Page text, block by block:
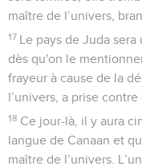
maître de l’univers,
17 Le pays de Juda
dès qu'on le
frayeur à cause de la
l’univers, a prise contre
18 Ce jour-là, il y aura
langue de Canaan et
maître de l’univers.